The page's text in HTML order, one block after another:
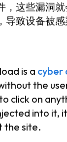
，这些漏洞
致设备被感
is a cyber
the
click on
into it,
the site.